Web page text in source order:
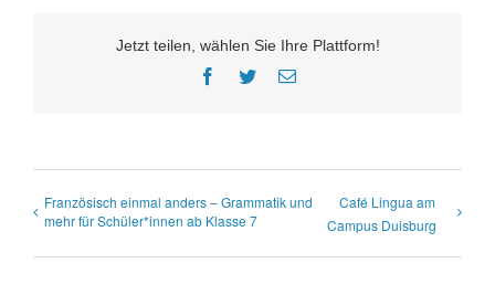
Jetzt teilen, wählen Sie Ihre Plattform!
Facebook
TwitterE-
Französisch einmal anders – Grammatik und
mehr für Schüler*innen ab Klasse 7
Café Lingua am
Campus Duisburg